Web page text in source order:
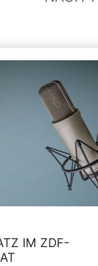
IM ZDF-